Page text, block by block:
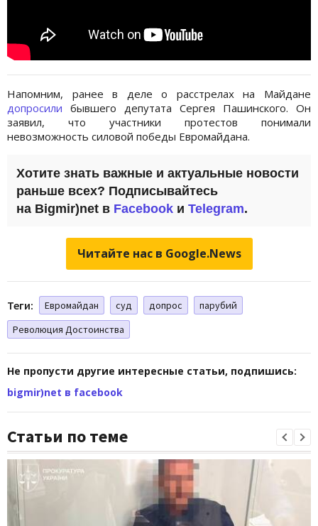
Напомним, ранее в деле о расстрелах на Майдане
допросили бывшего депутата Сергея Пашинского. Он
заявил, что участники протестов понимали
невозможность силовой победы Евромайдана.
Хотите знать важные и актуальные новости
раньше всех? Подписывайтесь
на Bigmir)net в Facebook и Telegram.
Читайте нас в Google.News
Теги: Евромайдан суд допрос
парубий
Революция Достоинства
Не пропусти другие интересные статьи, подпишись:
bigmir)net в facebook
Статьи по теме